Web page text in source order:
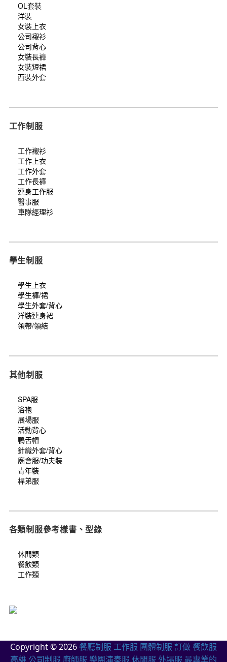
OL套裝
洋裝
女裝上衣
公司襯衫
公司背心
女裝長褲
女裝短裙
西裝外套
工作制服
工作襯衫
工作上衣
工作外套
工作長褲
連身工作服
醫事服
車隊經理衫
學生制服
學生上衣
學生褲/裙
學生外套/背心
洋裝連身裙
領帶/領結
其他制服
SPA服
浴袍
展場服
活動背心
鴨舌帽
針織外套/背心
廟會服/功夫裝
青年裝
桿弟服
各類制服參考樣書、型錄
休閒類
餐飲類
工作類
Copyright © 2026 餐廳制服 工作服 團體制服 訂做 餐飲服
高雄 公司制服 廚師服 樂團演奏服 休閒服 外場服 最專業的